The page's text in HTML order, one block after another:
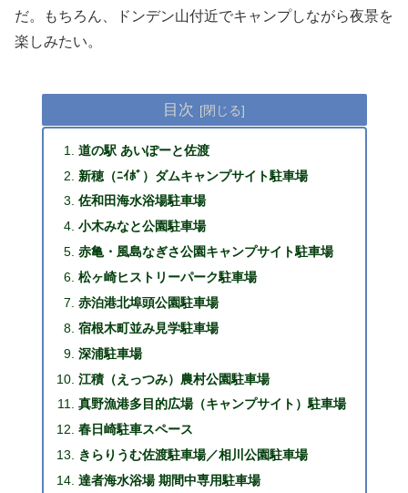
だ。もちろん、ドンデン山付近でキャンプしながら夜景を
楽しみたい。
目次
道の駅 あいぽーと佐渡
新穂（ﾆｲﾎﾞ）ダムキャンプサイト駐車場
佐和田海水浴場駐車場
小木みなと公園駐車場
赤亀・風島なぎさ公園キャンプサイト駐車場
松ヶ崎ヒストリーパーク駐車場
赤泊港北埠頭公園駐車場
宿根木町並み見学駐車場
深浦駐車場
江積（えっつみ）農村公園駐車場
真野漁港多目的広場（キャンプサイト）駐車場
春日崎駐車スペース
きらりうむ佐渡駐車場／相川公園駐車場
達者海水浴場 期間中専用駐車場